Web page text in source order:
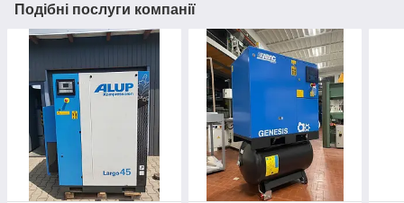
Подібні послуги компанії